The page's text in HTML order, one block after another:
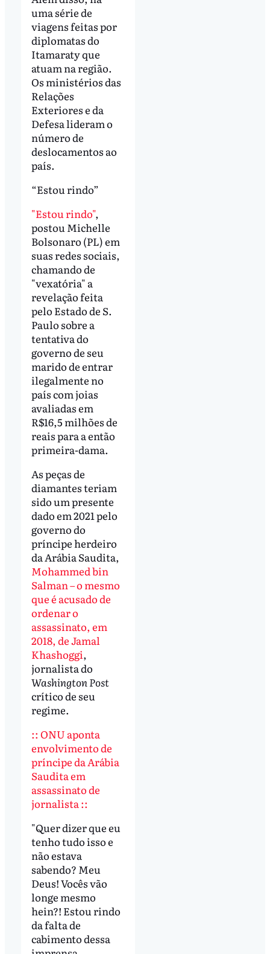
uma série de
viagens feitas por
diplomatas do
Itamaraty que
atuam na região.
Os ministérios das
Relações
Exteriores e da
Defesa lideram o
número de
deslocamentos ao
país.
“Estou rindo”
"Estou rindo",
postou Michelle
Bolsonaro (PL) em
suas redes sociais,
chamando de
"vexatória" a
revelação feita
pelo Estado de S.
Paulo sobre a
tentativa do
governo de seu
marido de entrar
ilegalmente no
país com joias
avaliadas em
R$16,5 milhões de
reais para a então
primeira-dama.
As peças de
diamantes teriam
sido um presente
dado em 2021 pelo
governo do
príncipe herdeiro
da Arábia Saudita,
Mohammed bin
Salman – o mesmo
que é acusado de
ordenar o
assassinato, em
2018, de Jamal
Khashoggi,
jornalista do
Washington Post
crítico de seu
regime.
:: ONU aponta
envolvimento de
príncipe da Arábia
Saudita em
assassinato de
jornalista ::
"Quer dizer que eu
tenho tudo isso e
não estava
sabendo? Meu
Deus! Vocês vão
longe mesmo
hein?! Estou rindo
da falta de
cabimento dessa